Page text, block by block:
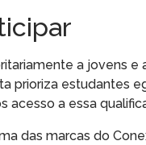
a jovens
prioriza estudantes
acesso a essa
das marcas do